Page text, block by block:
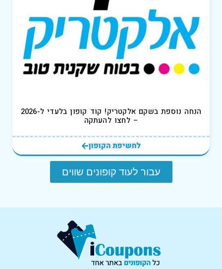
הנחה נוספת בשקם אלקטריק! קוד קופון בלעדי ל-2026
– לחצו להעתקה
לחשיפת הקופון
עבור לעוד קופונים שווים